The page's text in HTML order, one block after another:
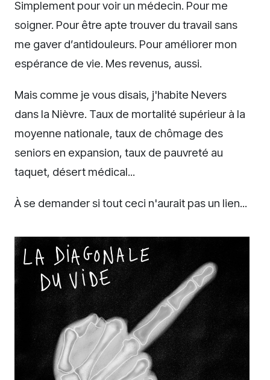
Simplement pour voir un médecin. Pour me
soigner. Pour être apte trouver du travail sans
me gaver d’antidouleurs. Pour améliorer mon
espérance de vie. Mes revenus, aussi.
Mais comme je vous disais, j'habite Nevers
dans la Nièvre. Taux de mortalité supérieur à la
moyenne nationale, taux de chômage des
seniors en expansion, taux de pauvreté au
taquet, désert médical...
À se demander si tout ceci n'aurait pas un lien...